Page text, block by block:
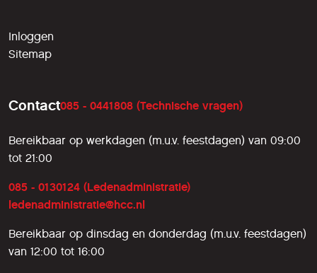
Inloggen
Sitemap
Contact085 - 0441808 (Technische vragen)
Bereikbaar op werkdagen (m.u.v. feestdagen) van 09:00
tot 21:00
085 - 0130124 (Ledenadministratie)
ledenadministratie@hcc.nl
Bereikbaar op dinsdag en donderdag (m.u.v. feestdagen)
van 12:00 tot 16:00